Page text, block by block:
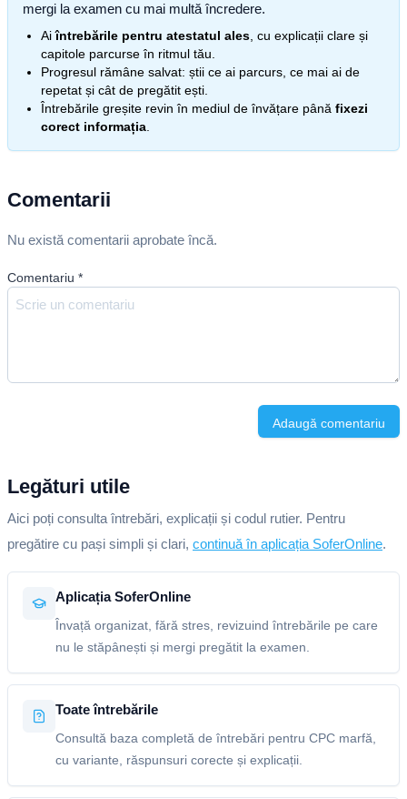
mergi la examen cu mai multă încredere.
Aiîntrebările pentru atestatul ales , cu explicații clare și
capitole parcurse în ritmul tău.
Progresul rămâne salvat: știi ce ai parcurs, ce mai ai de
repetat și cât de pregătit ești.
Întrebările greșite revin în mediul de învățare până fixezi
corect informația
Comentarii
Nu există comentarii aprobate încă.
Comentariu *
Adaugă comentariu
Legături utile
Aici poți consulta întrebări, explicații și codul rutier. Pentru
pregătire cu pași simpli și clari, continuă în aplicația SoferOnline.
Aplicația SoferOnline
Învață organizat, fără stres, revizuind întrebările pe care
nu le stăpânești și mergi pregătit la examen.
Toate întrebările
Consultă baza completă de întrebări pentru CPC marfă,
cu variante, răspunsuri corecte și explicații.